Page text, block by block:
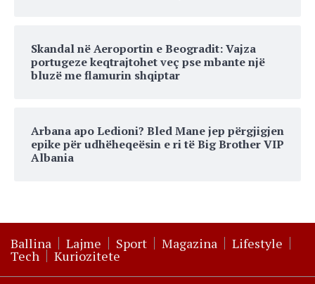
Skandal në Aeroportin e Beogradit: Vajza
portugeze keqtrajtohet veç pse mbante një
bluzë me flamurin shqiptar
Arbana apo Ledioni? Bled Mane jep përgjigjen
epike për udhëheqeësin e ri të Big Brother VIP
Albania
Ballina Lajme Sport Magazina Lifestyle
Tech Kuriozitete